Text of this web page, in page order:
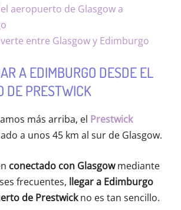
aeropuerto de Glasgow a
entre Glasgow y Edimburgo
A EDIMBURGO DESDE EL
DE PRESTWICK
más arriba, el Prestwick
a unos 45 km al sur de Glasgow.
conectado con Glasgowmediante
frecuentes, llegar a Edimburgo
de Prestwickno es tan sencillo.